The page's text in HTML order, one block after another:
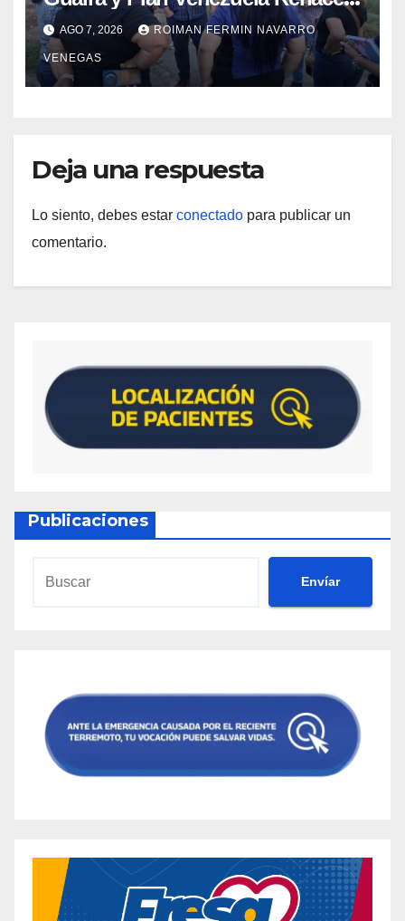
iniciaron la rehabilitación integral
del Centro Psicofamiliar El Niño y
el Mar
AGO 7, 2026 ROIMAN FERMIN NAVARRO
VENEGAS
Deja una respuesta
Lo siento, debes estar conectado para publicar un
comentario.
Publicaciones
Envíar